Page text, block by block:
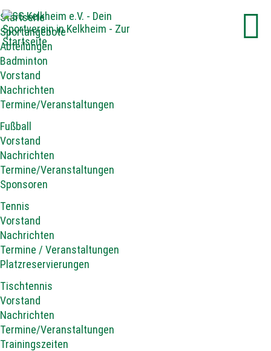
Startseite
Sportangebote
Abteilungen
Badminton
Vorstand
Nachrichten
Termine/Veranstaltungen
Fußball
Vorstand
Nachrichten
Termine/Veranstaltungen
Sponsoren
Tennis
Vorstand
Nachrichten
Termine / Veranstaltungen
Platzreservierungen
Tischtennis
Vorstand
Nachrichten
Termine/Veranstaltungen
Trainingszeiten